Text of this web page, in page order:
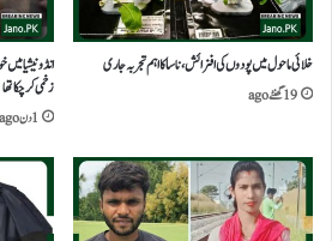
خلائی ماحول میں پودوں کی افزائش،ناسا کا اہم تجربہ جاری
19 گھنٹے ago
زخمی کرچکا تھا
1 دن ago